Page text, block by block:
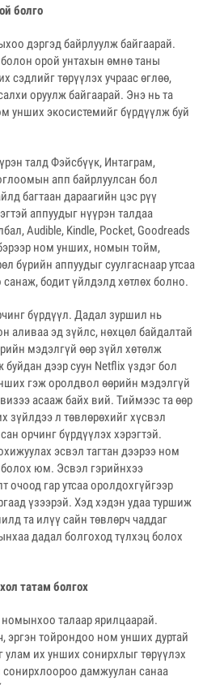
болго
дэргэд байрлуулж байгаарай.
орой унтахын өмнө таны
сэдлийг төрүүлэх учраас өглөө,
оруулж байгаарай. Энэ нь та
унших экосистемийг бүрдүүлж буй
талд Фэйсбүүк, Интаграм,
апп байрлуулсан бол
багтаан дараагийн цэс рүү
аппуудыг нүүрэн талдаа
Audible, Kindle, Pocket, Goodreads
ном унших, номын тойм,
бүрийн аппуудыг суулгаснаар утсаа
бодит үйлдэлд хөтлөх болно.
бүрдүүл. Дадал зуршил нь
аливаа эд зүйлс, нөхцөл байдалтай
мэдэлгүй өөр зүйл хөтөлж
буйдан дээр суун Netflix үздэг бол
гэж оролдвол өөрийн мэдэлгүй
асааж байх вий. Тиймээс та өөр
зүйлдээ л төвлөрөхийг хүсвэл
орчинг бүрдүүлэх хэрэгтэй.
эсвэл тагтан дээрээ ном
юм. Эсвэл гэрийнхээ
гар утсаа оролдохгүйгээр
үзээрэй. Хэд хэдэн удаа туршиж
та илүү сайн төвлөрч чаддаг
дадал болгоход түлхэц болох
татам болгох
талаар ярилцаарай.
эргэн тойрондоо ном унших дуртай
улам их унших сонирхлыг төрүүлэх
дамжуулан санаа